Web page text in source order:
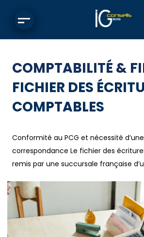
COMPTABILITÉ &
FICHIER DES
COMPTABLES
Conformité au PCG et nécessité
correspondance Le fichier des
remis par une succursale française